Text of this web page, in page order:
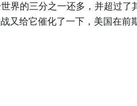
界的三分之一还多，并超过了
又给它催化了一下，美国在前